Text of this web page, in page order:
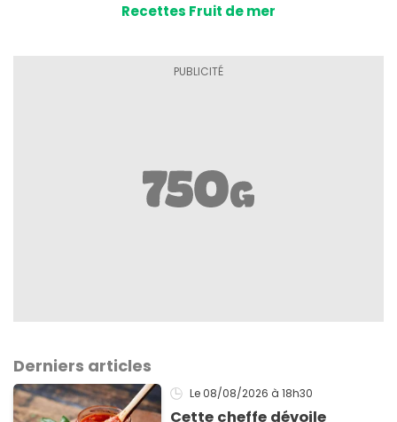
Recettes Fruit de mer
Derniers articles
Le 08/08/2026 à 18h30
Cette cheffe dévoile